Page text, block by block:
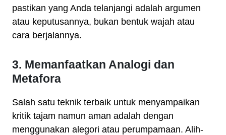
pastikan yang Anda telanjangi adalah argumen
atau keputusannya, bukan bentuk wajah atau
cara berjalannya.
3. Memanfaatkan Analogi dan
Metafora
Salah satu teknik terbaik untuk menyampaikan
kritik tajam namun aman adalah dengan
menggunakan alegori atau perumpamaan. Alih-